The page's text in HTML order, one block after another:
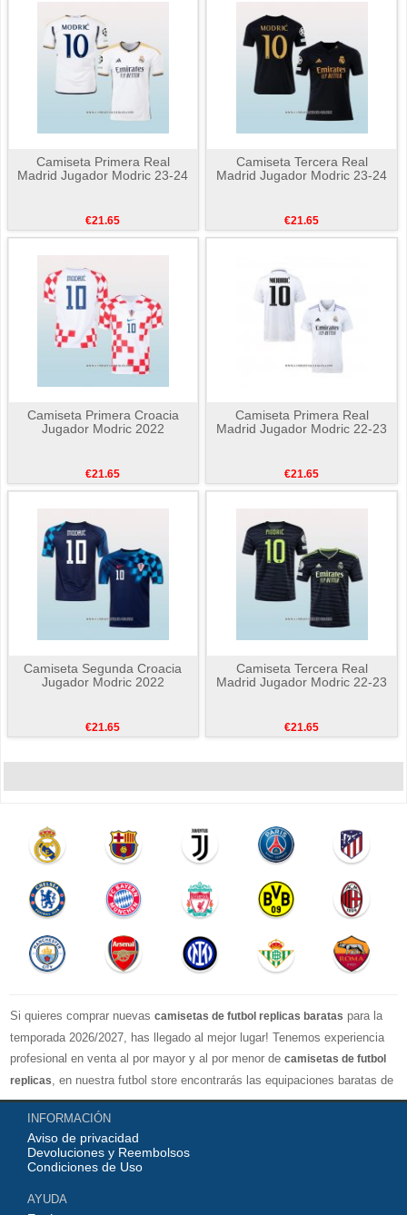
Camiseta Primera Real
Madrid Jugador Modric 23-24
€21.65
Camiseta Tercera Real
Madrid Jugador Modric 23-24
€21.65
Camiseta Primera Croacia
Jugador Modric 2022
€21.65
Camiseta Primera Real
Madrid Jugador Modric 22-23
€21.65
Camiseta Segunda Croacia
Jugador Modric 2022
€21.65
Camiseta Tercera Real
Madrid Jugador Modric 22-23
€21.65
Si quieres comprar nuevas camisetas de futbol replicas baratas para la
temporada 2026/2027, has llegado al mejor lugar! Tenemos experiencia
profesional en venta al por mayor y al por menor de camisetas de futbol
replicas
, en nuestra futbol store encontrarás las equipaciones baratas de
los clubes más importantes y los equipos nacionales más fuertes del
mundo, nuestro jersey es directamente de fábrica, lo que garantiza que la
serie de camisetas tenga una calidad numerosa, completa y excelente
con una variedad de estilos confiable, Actualizar rápidamente las
Barcelona, real madrid jersey, Atletico de Madrid shirt, camiseta
INFORMACIÓN
Aviso de privacidad
Devoluciones y Reembolsos
Condiciones de Uso
AYUDA